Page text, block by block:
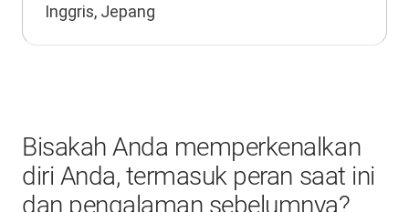
Inggris, Jepang
Bisakah Anda memperkenalkan
diri Anda, termasuk peran saat ini
dan pengalaman sebelumnya?